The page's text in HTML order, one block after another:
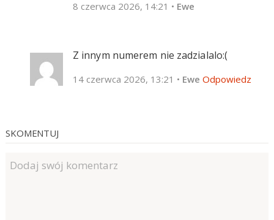
8 czerwca 2026, 14:21 • Ewe
Z innym numerem nie zadzialalo:(
14 czerwca 2026, 13:21 • Ewe Odpowiedz
SKOMENTUJ